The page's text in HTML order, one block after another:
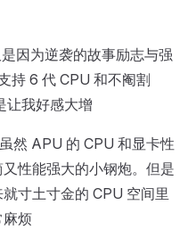
因为逆袭的故事励志与强
持 6 代 CPU 和不阉割
让我好感大增
然 APU 的 CPU 和显卡性
性能强大的小钢炮。但是
寸土寸金的 CPU 空间里
麻烦